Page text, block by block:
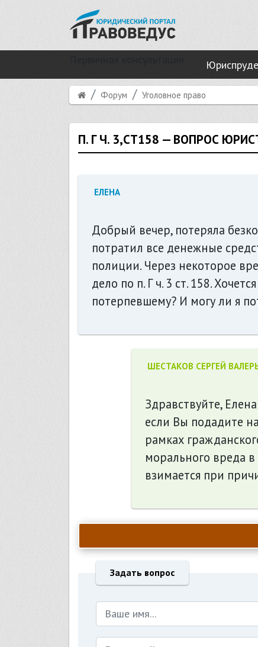
Форум Уголовное право
П. Г Ч. 3,СТ158 — ВОПРОС
ЕЛЕНА
Добрый вечер, потеряла
потратил все денежные
полиции. Через некоторое
дело по п. Г ч. 3 ст. 158.
потерпевшему? И могу ли я
ШЕСТАКОВ СЕРГЕЙ
Здравствуйте,
если Вы подадите
рамках
морального вреда
взимается при
Задать вопрос